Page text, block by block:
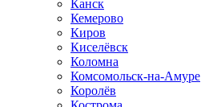
Канск
Кемерово
Киров
Киселёвск
Коломна
Комсомольск-на-Амуре
Королёв